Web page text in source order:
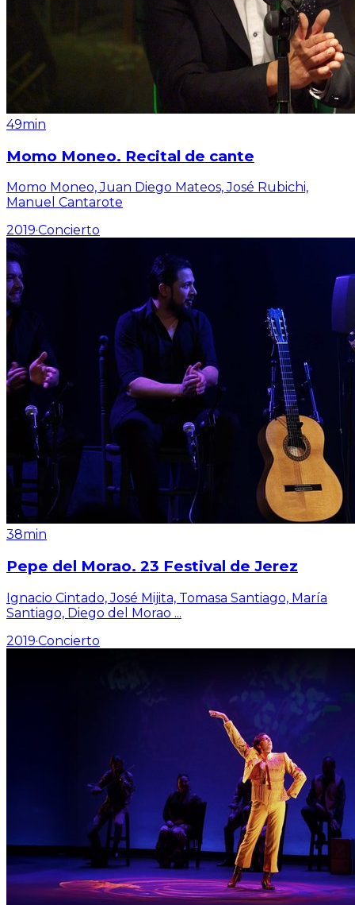
49min
Momo Moneo. Recital de cante
Momo Moneo, Juan Diego Mateos, José Rubichi,
Manuel Cantarote
2019·Concierto
38min
Pepe del Morao. 23 Festival de Jerez
Ignacio Cintado, José Mijita, Tomasa Santiago, María
Santiago, Diego del Morao ...
2019·Concierto